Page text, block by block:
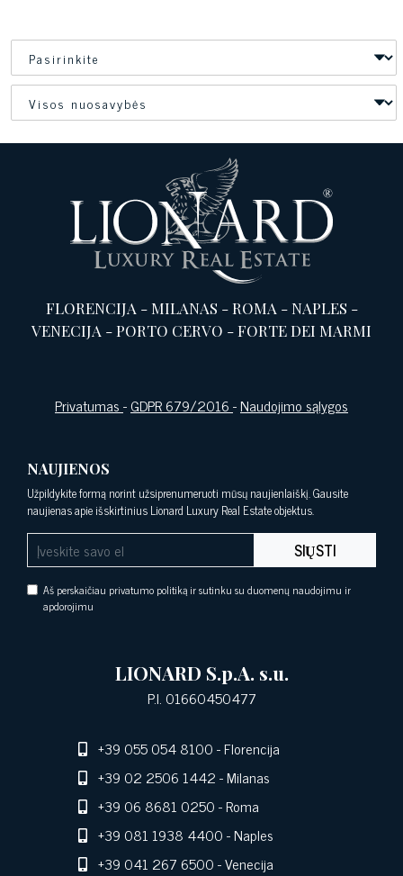
FLORENCIJA -MILANAS -ROMA -NAPLES -
VENECIJA -PORTO CERVO -FORTE DEI MARMI
Privatumas-GDPR 679/2016-Naudojimo sąlygos
NAUJIENOS
Užpildykite formą norint užsiprenumeruoti mūsų naujienlaiškį. Gausite
naujienas apie išskirtinius Lionard Luxury Real Estate objektus.
SIŲSTI
Aš perskaičiau privatumo politiką ir sutinku su duomenų naudojimu ir
apdorojimu
LIONARD S.p.A. s.u.
P.I. 01660450477
+39 055 054 8100- Florencija
+39 02 2506 1442- Milanas
+39 06 8681 0250- Roma
+39 081 1938 4400- Naples
+39 041 267 6500- Venecija